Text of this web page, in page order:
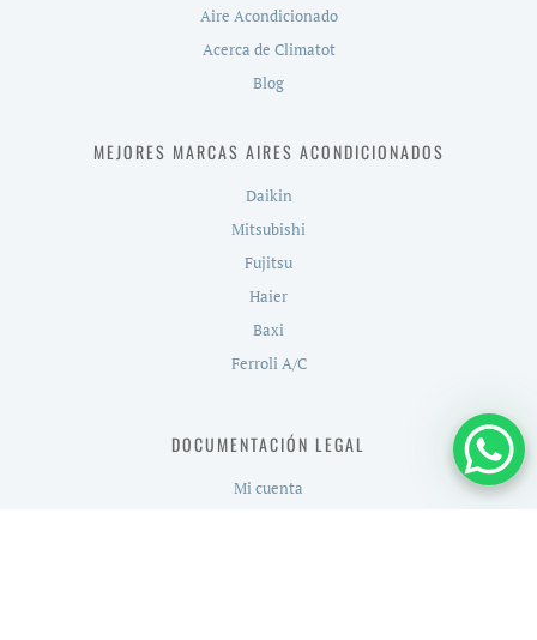
Aire Acondicionado
Acerca de Climatot
Blog
MEJORES MARCAS AIRES ACONDICIONADOS
Daikin
Mitsubishi
Fujitsu
Haier
Baxi
Ferroli A/C
DOCUMENTACIÓN LEGAL
Mi cuenta